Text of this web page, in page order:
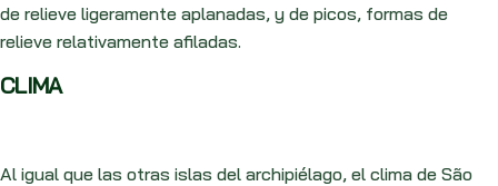
de relieve ligeramente aplanadas, y de picos, formas de
relieve relativamente afiladas.
CLIMA
Al igual que las otras islas del archipiélago, el clima de São